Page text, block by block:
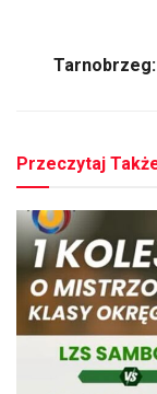
Przeczytaj